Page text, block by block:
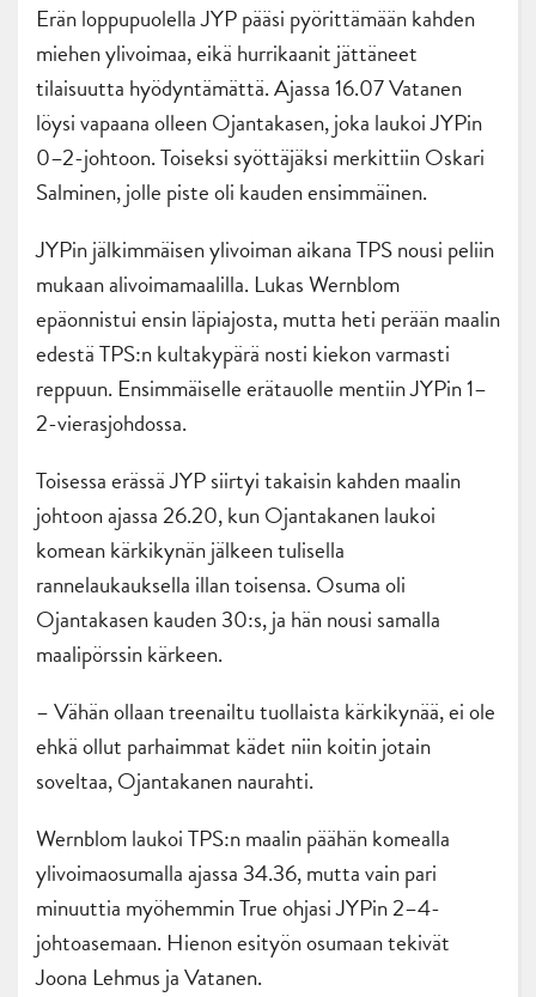
Erän loppupuolella JYP pääsi pyörittämään kahden
miehen ylivoimaa, eikä hurrikaanit jättäneet
tilaisuutta hyödyntämättä. Ajassa 16.07 Vatanen
löysi vapaana olleen Ojantakasen, joka laukoi JYPin
0–2-johtoon. Toiseksi syöttäjäksi merkittiin Oskari
Salminen, jolle piste oli kauden ensimmäinen.
JYPin jälkimmäisen ylivoiman aikana TPS nousi peliin
mukaan alivoimamaalilla. Lukas Wernblom
epäonnistui ensin läpiajosta, mutta heti perään maalin
edestä TPS:n kultakypärä nosti kiekon varmasti
reppuun. Ensimmäiselle erätauolle mentiin JYPin 1–
2-vierasjohdossa.
Toisessa erässä JYP siirtyi takaisin kahden maalin
johtoon ajassa 26.20, kun Ojantakanen laukoi
komean kärkikynän jälkeen tulisella
rannelaukauksella illan toisensa. Osuma oli
Ojantakasen kauden 30:s, ja hän nousi samalla
maalipörssin kärkeen.
– Vähän ollaan treenailtu tuollaista kärkikynää, ei ole
ehkä ollut parhaimmat kädet niin koitin jotain
soveltaa, Ojantakanen naurahti.
Wernblom laukoi TPS:n maalin päähän komealla
ylivoimaosumalla ajassa 34.36, mutta vain pari
minuuttia myöhemmin True ohjasi JYPin 2–4-
johtoasemaan. Hienon esityön osumaan tekivät
Joona Lehmus ja Vatanen.